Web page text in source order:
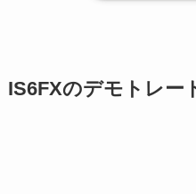
IS6FXのデモトレー